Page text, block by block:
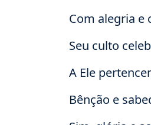
Com alegria e
Seu culto
A Ele
Bênção e